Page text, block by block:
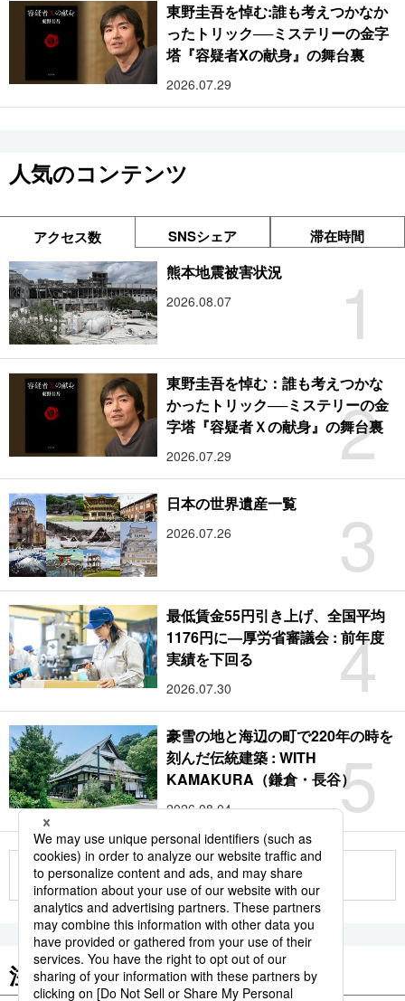
東野圭吾を悼む:誰も考えつかなか
ったトリック──ミステリーの金字
塔『容疑者Xの献身』の舞台裏
2026.07.29
人気のコンテンツ
アクセス数 SNSシェア 滞在時間
1
熊本地震被害状況
2026.08.07
2
東野圭吾を悼む：誰も考えつかな
かったトリック──ミステリーの金
字塔『容疑者Ｘの献身』の舞台裏
2026.07.29
3
日本の世界遺産一覧
2026.07.26
4
最低賃金55円引き上げ、全国平均
1176円に―厚労省審議会 : 前年度
実績を下回る
2026.07.30
5
豪雪の地と海辺の町で220年の時を
刻んだ伝統建築 : WITH
KAMAKURA（鎌倉・長谷）
2026.08.04
もっと見る
注目のキーワード